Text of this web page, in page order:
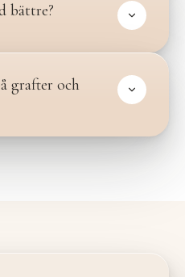
bättre?
grafter och